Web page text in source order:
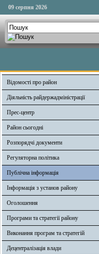
09 серпня 2026
Відомості про район
Діяльність райдержадміністрації
Прес-центр
Район сьогодні
Розпорядчі документи
Регуляторна політика
Публічна інформація
Інформація з установ району
Оголошення
Програми та стратегії району
Виконання програм та стратегій
Децентралізація влади